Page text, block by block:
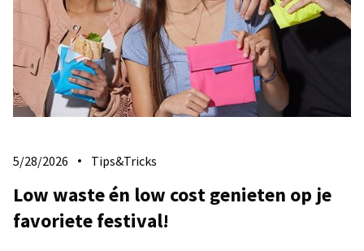
5/28/2026 Tips&Tricks
Low waste én low cost genieten op je
favoriete festival!